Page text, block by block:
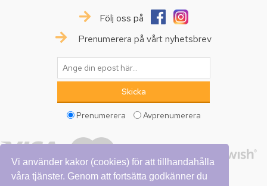
Vi använder kakor (cookies) för att tillhandahålla
våra tjänster. Genom att fortsätta godkänner du
Följ oss på
Prenumerera på vårt nyhetsbrev
Prenumerera Avprenumerera